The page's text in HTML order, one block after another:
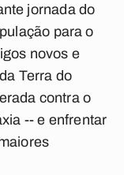
jornada do
para o
novos e
Terra do
contra o
-- e enfrentar